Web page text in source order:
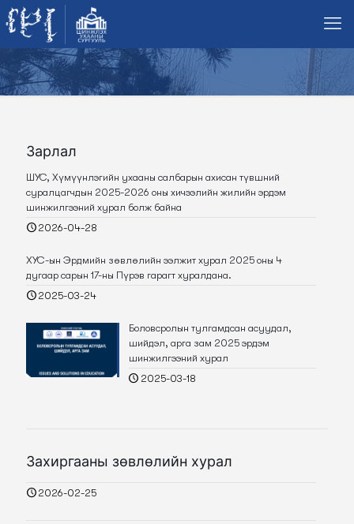
Зарлал
ШУС, Хүмүүнлэгийн ухааны салбарын ахисан түвшний
суралцагчдын 2025-2026 оны хичээлийн жилийн эрдэм
шинжилгээний хурал болж байна
2026-04-28
ХУС-ын Эрдмийн зөвлөлийн ээлжит хурал 2025 оны 4
дугаар сарын 17-ны Пүрэв гарагт хуралдана.
2025-03-24
Боловсролын тулгамдсан асуудал,
шийдэл, арга зам 2025 эрдэм
шинжилгээний хурал
2025-03-18
Захиргааны зөвлөлийн хурал
2026-02-25